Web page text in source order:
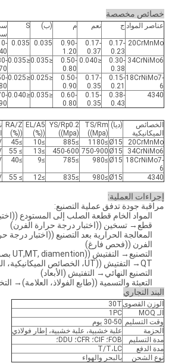
خصائص مخصصة
عناصر المواد ج نعم م (ب) S
20CrMnMo
0.17-
0.23
0.17-
0.37
0.90-
1.20
0.035
0.035
34CrNiMo6
0.30-
0.38
≤0.040
0.50-
0.80
≤0.035
≤0.035
18CrNiMo7-
6
0.15-
0.21
0.17-
0.35
0.50-
0.90
≤0.025
≤0.025
4340
0.38-
0.43
0.15-
0.35
0.60-
0.80
≤0.035
≤0.040
الخصائص
الميكانيكية
(ديا) TS/Rm
((Mpa)
YS/Rp0.2
((Mpa)
EL/A5
((%)
RA/Z
((%)
20CrMnMo
Ø15
≥1180
≥885
≥10
≥45
34CrNiMo6
Ø15
750-900
450-600
≥13
≥ 55
18CrNiMo7-
6
Ø15
≥980
≥785
≥9
≥40
4340
Ø15
≥980
≥835
≥12
≥ 55
إجراءات العملية:
مراقبة جودة تدفق عملية التصنيع:
المواد الخام قطعة الصلب إلى المستودع
قطع→ تسخين ((اختبار درجة حرارة الفرن)
المعالجة الحرارية بعد التصنيع ((اختبار درجة
الفرن ((فحص فارغ)
التصنيع→ التفتيش ((UT,MT, diamention بصري, القسوة)
QT→ التفتيش ((UT، الخصائص الميكانيكية، الصلابة، حجم الحبوب)
التصنيع النهائي→ التفتيش (الأبعاد)
التعبئة والتسمية ((طابع الفولاذ، العلامة)→
البند التجاري
الوزن القصوى30T
الـ MOQ
1PC
وقت التسليم 30-50 يوم
الحزمة
علبة خشبية، علبة خشبية، إطار فولاذي
مدة التسليم
FOB؛ CIF؛ CFR؛ DDU؛
مدة الدفع
T/T،LC
نوع الشحن
بالبحر والهواء